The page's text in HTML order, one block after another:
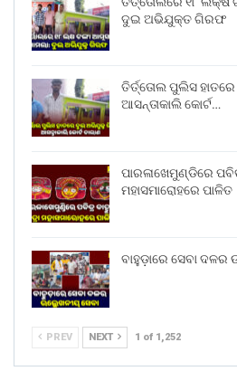
ଦୁଇ ଅଭିଯୁକ୍ତ ଗିରଫ
ତିର୍ତ୍ତୋଲ ପୁଲିସ
ଆସନ୍ତାକାଲି କୋର୍ଟ…
ପାରଳାଖେମୁଣ୍ଡିରେ
ମହାସମାରୋହରେ ପାଳିତ
ବାହୁଡ଼ାରେ ସେବା
PREV NEXT 1 of 1,252